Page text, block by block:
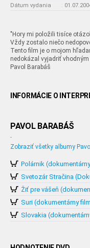
Dátum vydania
:
"Hory mi položili tisíce
Vždy zostalo niečo
Tento film je o mojom
nedokázal vyjadriť
Pavol Barabáš
INFORMÁCIE O
PAVOL BARABÁŠ
-
Zobraziť všetky albumy
Polárnik
Svetozár Stračina
Žiť pre vášeň
Suri (dokumentárny
Slovakia